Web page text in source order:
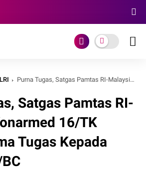
Purna Tugas, Satgas Pamtas RI-Malaysia Yonarmed 16/TK Serah Terima Tugas Kepada Yonkav 12/BC
Satgas Pamtas RI-
16/TK
Tugas Kepada